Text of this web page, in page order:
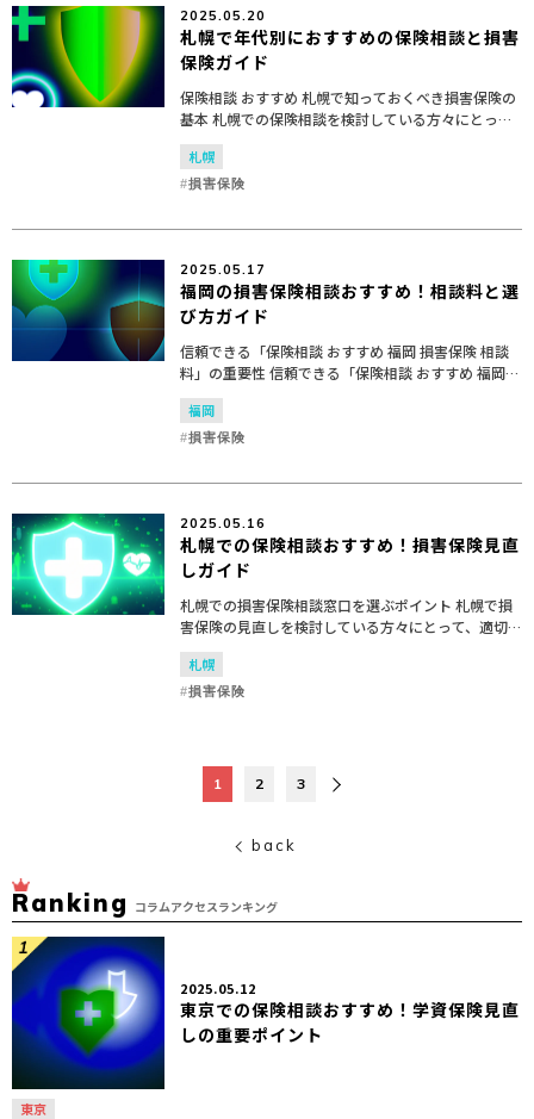
2025.05.20
札幌で年代別におすすめの保険相談と損害
保険ガイド
保険相談 おすすめ 札幌で知っておくべき損害保険の
基本 札幌での保険相談を検討している方々にとっ
て、損害保険の基本的な理解は非常に重要です。損害
保険は、予期せぬ事故や災害から生じる経済的損失
を補償する...
札幌
損害保険
2025.05.17
福岡の損害保険相談おすすめ！相談料と選
び方ガイド
信頼できる「保険相談 おすすめ 福岡 損害保険 相談
料」の重要性 信頼できる「保険相談 おすすめ 福岡
損害保険 相談料」の重要性 保険相談は、私たちの生
活において非常に重要な役割を果たしています。特...
福岡
損害保険
2025.05.16
札幌での保険相談おすすめ！損害保険見直
しガイド
札幌での損害保険相談窓口を選ぶポイント 札幌で損
害保険の見直しを検討している方々にとって、適切
な保険相談窓口を選ぶことは非常に重要です。保険
相談を行う際には、以下のポイントを考慮すること
で、より満足の...
札幌
損害保険
1 2 3
back
Ranking コラムアクセスランキング
2025.05.12
東京での保険相談おすすめ！学資保険見直
しの重要ポイント
東京